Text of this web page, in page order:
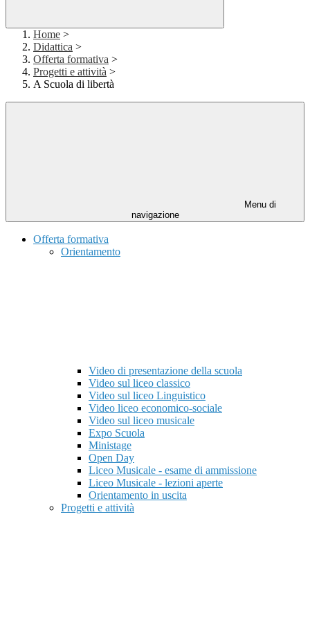
Home >
Didattica >
Offerta formativa >
Progetti e attività >
A Scuola di libertà
Menu di
navigazione
Offerta formativa
Orientamento
Video di presentazione della scuola
Video sul liceo classico
Video sul liceo Linguistico
Video liceo economico-sociale
Video sul liceo musicale
Expo Scuola
Ministage
Open Day
Liceo Musicale - esame di ammissione
Liceo Musicale - lezioni aperte
Orientamento in uscita
Progetti e attività